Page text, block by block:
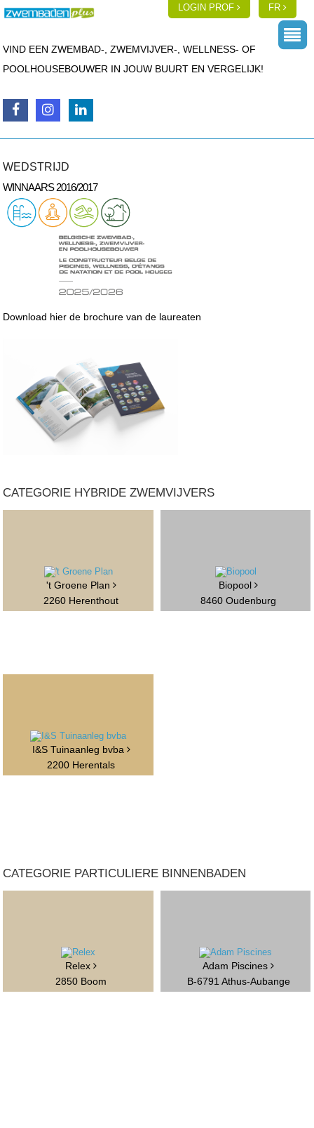
LOGIN PROF FR
VIND EEN ZWEMBAD-, ZWEMVIJVER-, WELLNESS- OF
POOLHOUSEBOUWER IN JOUW BUURT EN VERGELIJK!
WEDSTRIJD
WINNAARS 2016/2017
Download hier de brochure van de laureaten
CATEGORIE HYBRIDE ZWEMVIJVERS
't Groene Plan
2260 Herenthout
Biopool
8460 Oudenburg
I&S Tuinaanleg bvba
2200 Herentals
CATEGORIE PARTICULIERE BINNENBADEN
Relex
2850 Boom
Adam Piscines
B-6791 Athus-Aubange